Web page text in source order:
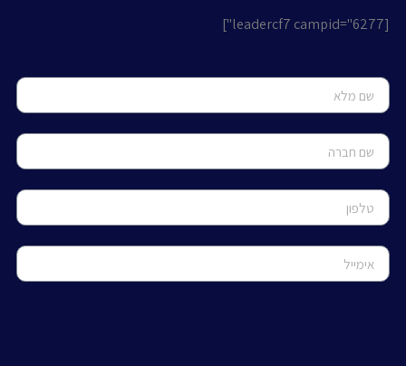
[leadercf7 campid="6277"]